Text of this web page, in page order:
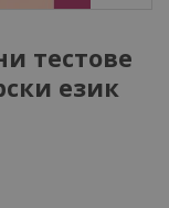
тестове
език